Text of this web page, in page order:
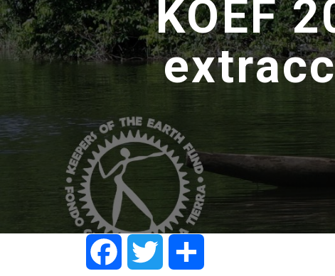
KOEF
FacebookTwitter